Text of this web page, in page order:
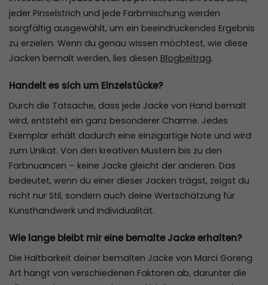
jeder Pinselstrich und jede Farbmischung werden
sorgfältig ausgewählt, um ein beeindruckendes Ergebnis
zu erzielen. Wenn du genau wissen möchtest, wie diese
Jacken bemalt werden, lies diesen Blogbeitrag.
Handelt es sich um Einzelstücke?
Durch die Tatsache, dass jede Jacke von Hand bemalt
wird, entsteht ein ganz besonderer Charme. Jedes
Exemplar erhält dadurch eine einzigartige Note und wird
zum Unikat. Von den kreativen Mustern bis zu den
Farbnuancen – keine Jacke gleicht der anderen. Das
bedeutet, wenn du einer dieser Jacken trägst, zeigst du
nicht nur Stil, sondern auch deine Wertschätzung für
Kunsthandwerk und Individualität.
Wie lange bleibt mir eine bemalte Jacke erhalten?
Die Haltbarkeit deiner bemalten Jacke von Marci Goreng
Art hängt von verschiedenen Faktoren ab, darunter die